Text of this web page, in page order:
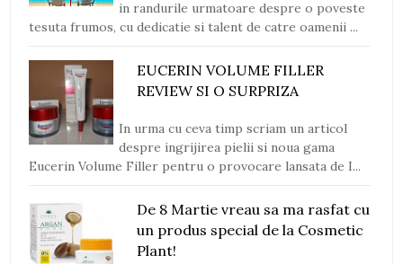
in randurile urmatoare despre o poveste
tesuta frumos, cu dedicatie si talent de catre oamenii ...
EUCERIN VOLUME FILLER
REVIEW SI O SURPRIZA
In urma cu ceva timp scriam un articol
despre ingrijirea pielii si noua gama
Eucerin Volume Filler pentru o provocare lansata de I...
De 8 Martie vreau sa ma rasfat cu
un produs special de la Cosmetic
Plant!